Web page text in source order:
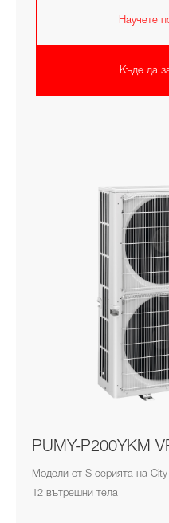
Научете
Къде да
PUMY-P200YKM
Модели от S серията на
12 вътрешни тела